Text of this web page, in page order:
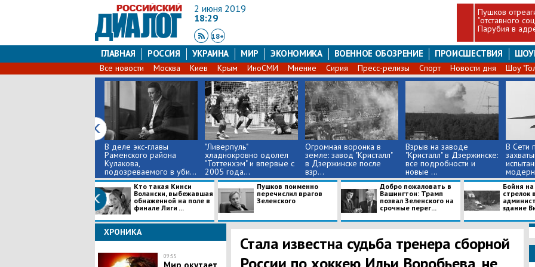
2 июня 2019
18:29
18+
Пушков
"отставного
Парубия в
ГЛАВНАЯ РОССИЯ УКРАИНА МИР ЭКОНОМИКА ВОЕННОЕ ОБОЗРЕНИЕ ПРОИСШЕСТВИЯ
Все новости Москва Киев Крым ИноСМИ Мнение Сирия Пресс-релизы Спорт Новости дня Шоу
В деле экс-главы
Раменского района
Кулакова,
подозреваемого в уби...
"Ливерпуль"
хладнокровно одолел
"Тоттенхэм" и впервые с
2005 года...
Огромная воронка в
земле: завод "Кристалл"
в Дзержинске после
взр...
Взрыв на заводе
"Кристалл" в Дзержинске:
все подробности и
новые ...
В Сети
Кто такая Кинси
Волански, выбежавшая
обнаженной на поле в
финале Лиги ...
Пушков поименно
перечислил врагов
Зеленского
Добро пожаловать в
Вашингтон: Трамп
позвал Зеленского на
срочные перег...
​Бойня
стрелок
здание
ХРОНИКА
09:55
Стала известна судьба тренера сборной